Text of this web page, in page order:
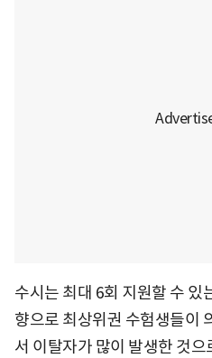
수시는 최대 6회 지원할 수 있
향으로 최상위권 수험생들이
서 이탈자가 많이 발생한 것